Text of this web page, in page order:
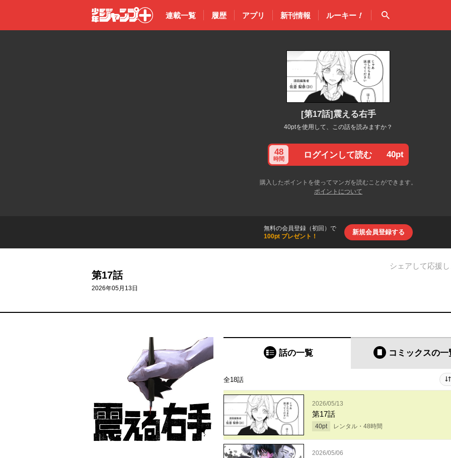
少年ジャン
連載一覧 履歴 アプリ 新刊情報 ルーキー！ 検索
[第17話]震える右手
40ptを使用して、この話を読みますか？
48
時間 ログインして読む 40pt
購入したポイントを使ってマンガを読むことができます。
ポイントについて
無料の会員登録（初回）で
100pt プレゼント！
新規会員登録する
第17話
2026年05月13日
シェアして応援
話の一覧 コミックスの一
全18話
2026/05/13
第17話
40pt レンタル・ 48時間
2026/05/06